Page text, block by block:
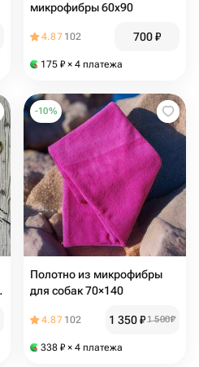
микрофибры 60х90
4.87 102 700₽
175 ₽ × 4 платежа
-10%
Полотно из микрофибры
для собак 70×140
4.87 102 1 350₽1 500₽
338 ₽ × 4 платежа